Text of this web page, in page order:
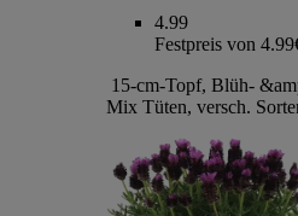
4.99
Festpreis von
15-cm-Topf, Blüh-
Mix Tüten, versch.